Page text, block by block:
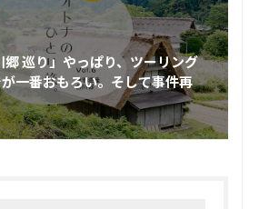
郷 巡り」やっぱり、ツーリング
一番おもろい。そして事件再